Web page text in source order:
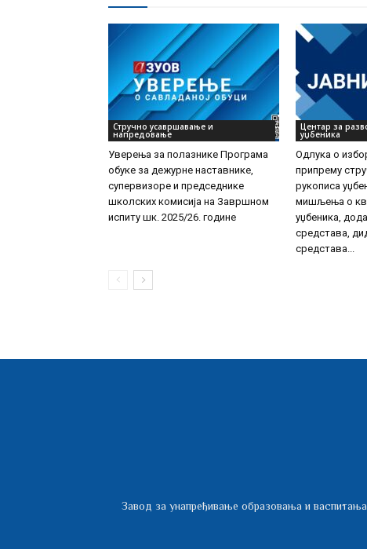
Стручно усавршавање и
напредовање
Уверења за полазнике Програмa
обуке за дежурне наставнике,
супервизоре и председнике
школских комисија на Завршном
испиту шк. 2025/26. године
Центар за
уџбеника
Одлука о
припрему
рукописа
мишљења о
уџбеника,
средстава,
средстава...
Завод за унапређивање образовања и